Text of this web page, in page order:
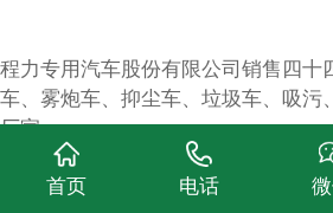
首页 电话
程力专用汽车股份有限公司销售四十
车、雾炮车、抑尘车、垃圾车、吸污
厂家